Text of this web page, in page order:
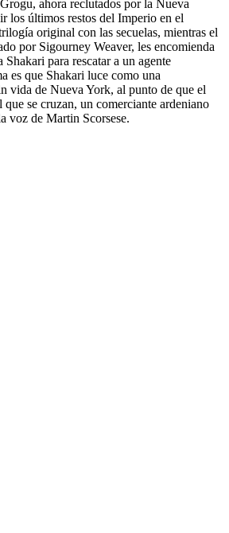
ahora reclutados por la Nueva
los últimos restos del Imperio en el
original con las secuelas, mientras el
por Sigourney Weaver, les encomienda
para rescatar a un agente
es que Shakari luce como una
vida de Nueva York, al punto de que el
se cruzan, un comerciante ardeniano
voz de Martin Scorsese.